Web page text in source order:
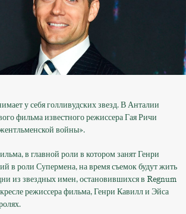
у себя голливудских звезд. В Анталии
фильма известного режиссера Гая Ричи
войны».
в главной роли в котором занят Генри
в роли Супермена, на время съемок будут жить
из звездных имен, остановившихся в Regnum
режиссера фильма, Генри Кавилл и Эйса